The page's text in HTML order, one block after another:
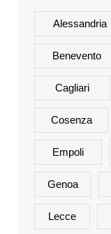
Alessandria
Benevento
Cagliari
Cosenza
Empoli
Genoa
Lecce